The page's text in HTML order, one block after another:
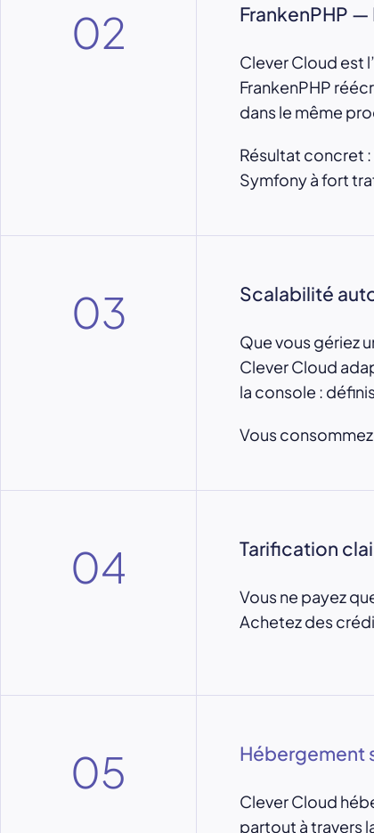
02 FrankenPHP
Clever Cloud est
FrankenPHP
dans le même
Résultat concret
Symfony à fort
03 Scalabilité
Que vous gériez
Clever Cloud
la console :
Vous
04 Tarification
Vous ne payez
Achetez des
05 Hébergement
Clever Cloud
partout à travers